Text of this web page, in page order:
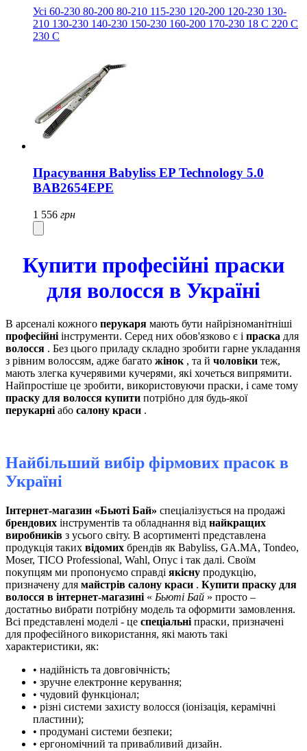
Усі 60-230 80-200 80-210 115-230 120-200 120-230 130-
210 130-230 140-230 150-230 160-200 170-230 18 ​C 220 С
230 С
Прасування Babyliss EP Technology 5.0
BAB2654EPE
1 556 грн
Купити професійні праски
для волосся в Україні
В арсеналі кожного перукаря мають бути найрізноманітніші
професійніінструменти. Серед них обов'язково є і праска для
волосся . Без цього приладу складно зробити гарне укладання
з рівним волоссям, адже багато жінок, та й чоловіки теж,
мають злегка кучерявими кучерями, які хочеться випрямити.
Найпростіше це зробити, використовуючи праски, і саме тому
праску для волосся купити потрібно для будь-якої
перукарніабо салону краси .
Найбільший вибір фірмових прасок в
Україні
Інтернет-магазин «Бьюті Бай» спеціалізується на продажі
брендових інструментів та обладнання від найкращих
виробників з усього світу. В асортименті представлена ​​
продукція таких відомих брендів як Babyliss, GA.MA, Tondeo,
Moser, TICO Professional, Wahl, Опус і так далі. Своїм
покупцям ми пропонуємо справді якісну продукцію,
призначену для майстрів салону краси . Купити праску для
волосся в інтернет-магазині « Бьюті Бай » просто –
достатньо вибрати потрібну модель та оформити замовлення.
Всі представлені моделі - це спеціальні праски, призначені
для професійного використання, які мають такі
характеристики, як:
• надійність та довговічність;
• зручне електронне керування;
• чудовий функціонал;
• різні системи захисту волосся (іонізація, керамічні
пластини);
• продумані системи безпеки;
• ергономічний та привабливий дизайн.